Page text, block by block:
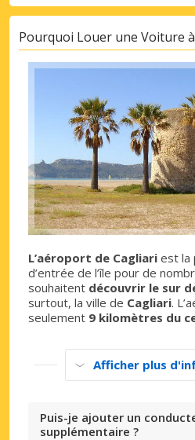
Pourquoi Louer une Voiture
L’aéroport de Cagliari est la
d’entrée de l’île pour de
souhaitent découvrir le sur
surtout, la ville de Cagliari.
seulement 9 kilomètres du
Afficher plus
Puis-je ajouter un
supplémentaire ?